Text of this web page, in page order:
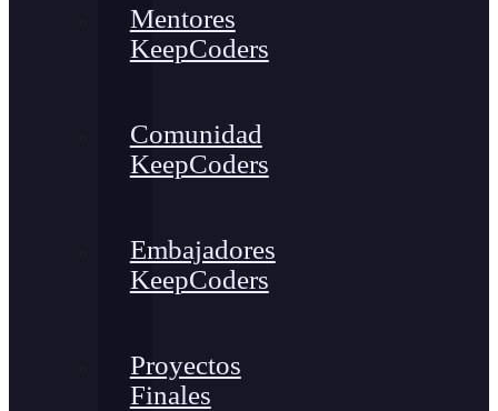
Mentores
KeepCoders
Comunidad
KeepCoders
Embajadores
KeepCoders
Proyectos
Finales